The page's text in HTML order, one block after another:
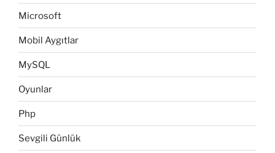
Microsoft
Mobil Aygıtlar
MySQL
Oyunlar
Php
Sevgili Günlük